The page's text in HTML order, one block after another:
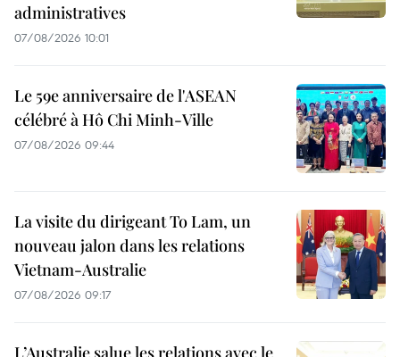
administratives
07/08/2026 10:01
Le 59e anniversaire de l'ASEAN
célébré à Hô Chi Minh-Ville
07/08/2026 09:44
La visite du dirigeant To Lam, un
nouveau jalon dans les relations
Vietnam-Australie
07/08/2026 09:17
L’Australie salue les relations avec le